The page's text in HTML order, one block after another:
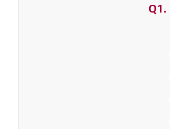
Q1.